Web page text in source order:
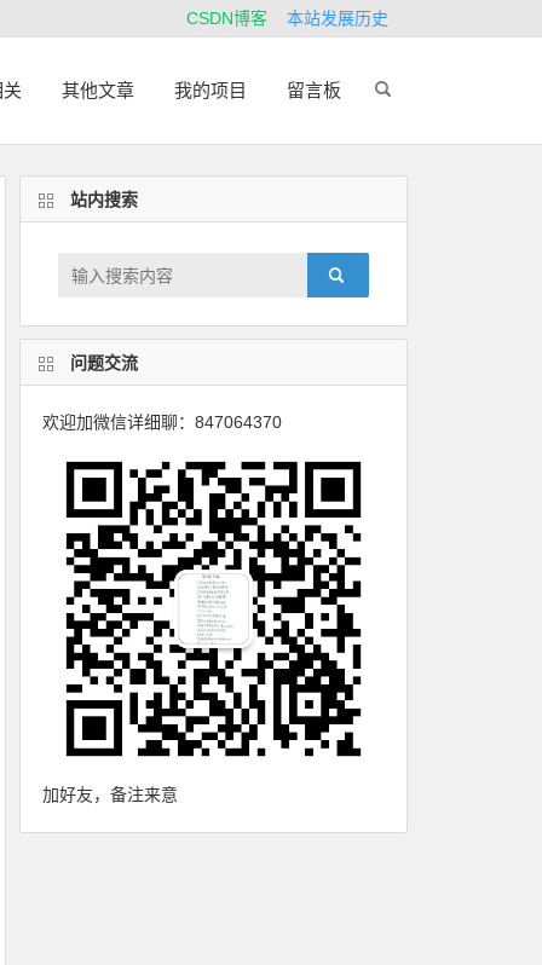
CSDN博客 本站发展历史
其他文章 我的项目 留言板
站内搜索
问题交流
欢迎加微信详细聊：847064370
加好友，备注来意